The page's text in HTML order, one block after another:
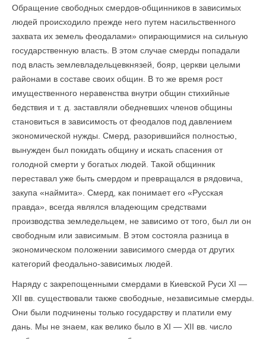
Обращение свободных смердов-общинников в зависимых
людей происходило прежде него путем насильственного
захвата их земель феодалами» опирающимися на сильную
государственную власть. В этом случае смерды попадали
под власть землевладельцев­князей, бояр, церкви целыми
районами в составе своих общин. В то же время рост
имущественного неравенства внутри общин стихийные
бедствия и т. д. заставляли обедневших членов общины
становиться в зависимость от феодалов под давлением
экономической нужды. Смерд, разорившийся полностью,
вынужден был покидать общину и искать спасения от
голодной смерти у богатых людей. Такой общинник
переставал уже быть смердом и превращался в рядовича,
закупа «наймита». Смерд, как понимает его «Русская
правда», всегда являлся владеющим средствами
производства земледельцем, не зависимо от того, был ли он
свободным или зависимым. В этом состояла разница в
экономическом положении зависимого смерда от других
категорий феодально-зависимых людей.
Наряду с закрепощенными смердами в Киевской Руси XI —
XII вв. существовали также свободные, независимые смерды.
Они были подчинены только государству и платили ему
дань. Мы не знаем, как велико было в XI — XII вв. число